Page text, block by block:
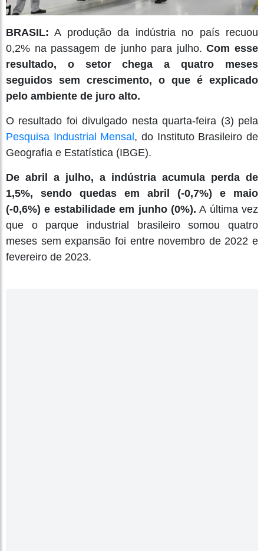
BRASIL: A produção da indústria no país recuou
0,2% na passagem de junho para julho.Com esse
resultado, o setor chega a quatro meses
seguidos sem crescimento, o que é explicado
pelo ambiente de juro alto.
O resultado foi divulgado nesta quarta-feira (3) pela
Pesquisa Industrial Mensal , do Instituto Brasileiro de
Geografia e Estatística (IBGE).
De abril a julho, a indústria acumula perda de
1,5%, sendo quedas em abril (-0,7%) e maio
(-0,6%) e estabilidade em junho (0%). A última vez
que o parque industrial brasileiro somou quatro
meses sem expansão foi entre novembro de 2022 e
fevereiro de 2023.